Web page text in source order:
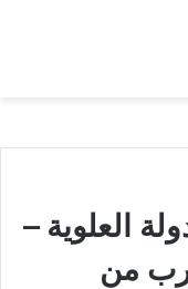
العلوية –
من